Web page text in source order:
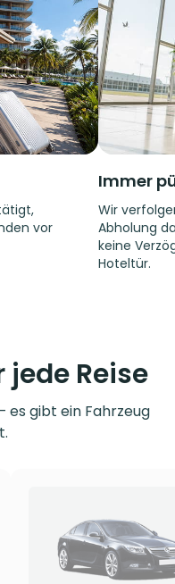
vor
Immer
Wir
Abholung
keine
Hoteltür.
jede Reise
gibt ein Fahrzeug